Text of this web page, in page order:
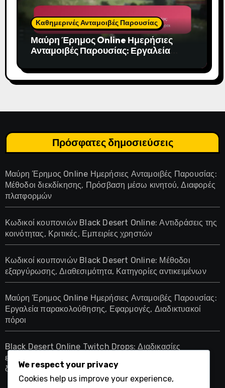
Καθημερινές Ανταμοιβές Παρουσίας
Μαύρη Έρημος Online Ημερήσιες
Ανταμοιβές Παρουσίας: Εργαλεία
Διαδικτυακοί πόροι
Πρόσφατες δημοσιεύσεις
Μαύρη Έρημος Online Ημερήσιες Ανταμοιβές Παρουσίας:
Μέθοδοι διεκδίκησης, Πρόσβαση μέσω κινητού, Διαφορές
πλατφορμών
Κωδικοί κουπονιών Black Desert Online: Αντιδράσεις της
κοινότητας, Κριτικές, Εμπειρίες χρηστών
Κωδικοί κουπονιών Black Desert Online: Μέθοδοι
εξαργύρωσης, Διαθεσιμότητα, Κατηγορίες αντικειμένων
Μαύρη Έρημος Online Ημερήσιες Ανταμοιβές Παρουσίας:
Εργαλεία παρακολούθησης, Εφαρμογές, Διαδικτυακοί
πόροι
Black Desert Online Twitch Drops: Διαδικασίες
ενεργοποίησης, Κριτήρια επιλεξιμότητας, Μέθοδοι
διεκδίκησης
We respect your privacy
Cookies help us improve your experience,